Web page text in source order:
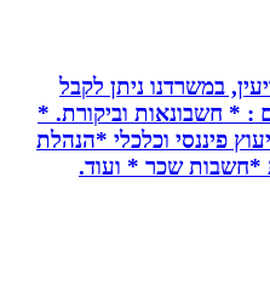
ניתן לקבל
וביקורת. *
וכלכלי *הנהלת
שכר * ועוד.